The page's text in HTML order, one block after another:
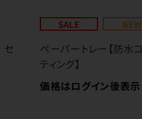
SALE NEW
ペーパートレー【防水
ティング】
価格はログイン後表示